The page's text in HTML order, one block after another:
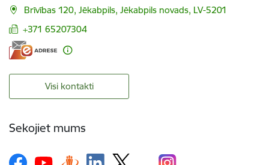
Brīvības 120, Jēkabpils, Jēkabpils novads, LV-5201
+371 65207304
Visi kontakti
Sekojiet mums